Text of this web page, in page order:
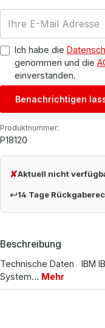
Ich habe die
genommen und die
einverstanden.
Benachrichtigen
Produktnummer:
P18120
✘Aktuell nicht
↩14 Tage
Beschreibung
Technische Daten IBM
System… Mehr